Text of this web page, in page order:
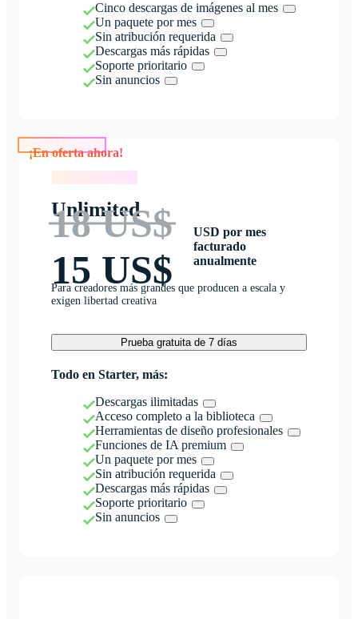
Cinco descargas de imágenes al mes
Un paquete por mes
Sin atribución requerida
Descargas más rápidas
Soporte prioritario
Sin anuncios
Unlimited
18 US$
15 US$
USD por mes
facturado
anualmente
Para creadores más grandes que producen a escala y
exigen libertad creativa
Prueba gratuita de 7 días
Todo en Starter, más:
Descargas ilimitadas
Acceso completo a la biblioteca
Herramientas de diseño profesionales
Funciones de IA premium
Un paquete por mes
Sin atribución requerida
Descargas más rápidas
Soporte prioritario
Sin anuncios